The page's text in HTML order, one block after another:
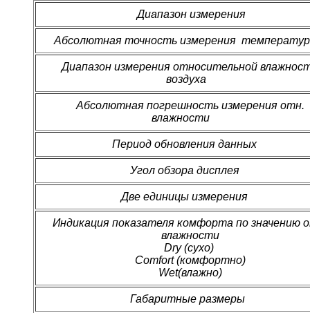
Диапазон измерения
Абсолютная точность измерения
Диапазон измерения относительной
воздуха
Абсолютная погрешность измерения отн.
влажности
Период обновления данных
Угол обзора дисплея
Две единицы измерения
Индикация показателя комфорта по значению
влажности
Dry (сухо)
Comfort (комфортно)
Wet(влажно)
Габаритные размеры